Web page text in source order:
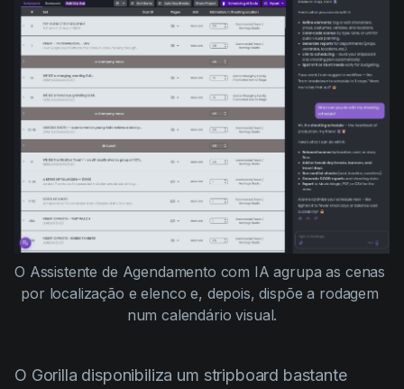
O Assistente de Agendamento com IA agrupa as cenas
por localização e elenco e, depois, dispõe a rodagem
num calendário visual.
O Gorilla disponibiliza um stripboard bastante